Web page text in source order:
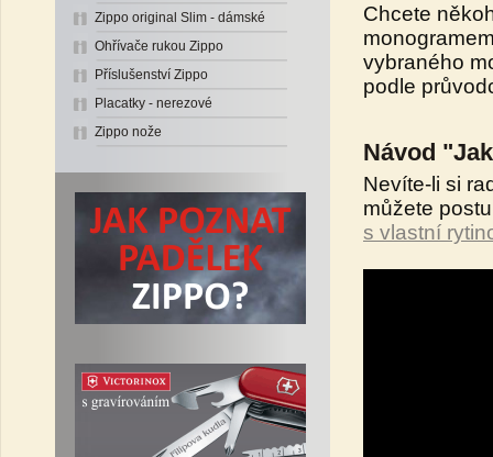
Zippo original Slim - dámské
Ohřívače rukou Zippo
Příslušenství Zippo
Placatky - nerezové
Zippo nože
Chcete
vybraného
podle
Návod
Nevíte-li si
můžete
s vlastní